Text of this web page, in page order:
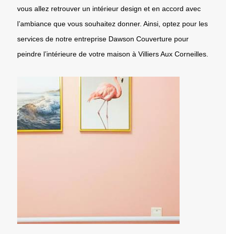
vous allez retrouver un intérieur design et en accord avec
l’ambiance que vous souhaitez donner. Ainsi, optez pour les
services de notre entreprise Dawson Couverture pour
peindre l’intérieure de votre maison à Villiers Aux Corneilles.